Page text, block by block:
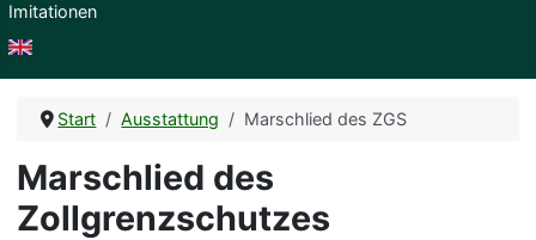
Imitationen
English
Start Ausstattung Marschlied des ZGS
Marschlied des
Zollgrenzschutzes